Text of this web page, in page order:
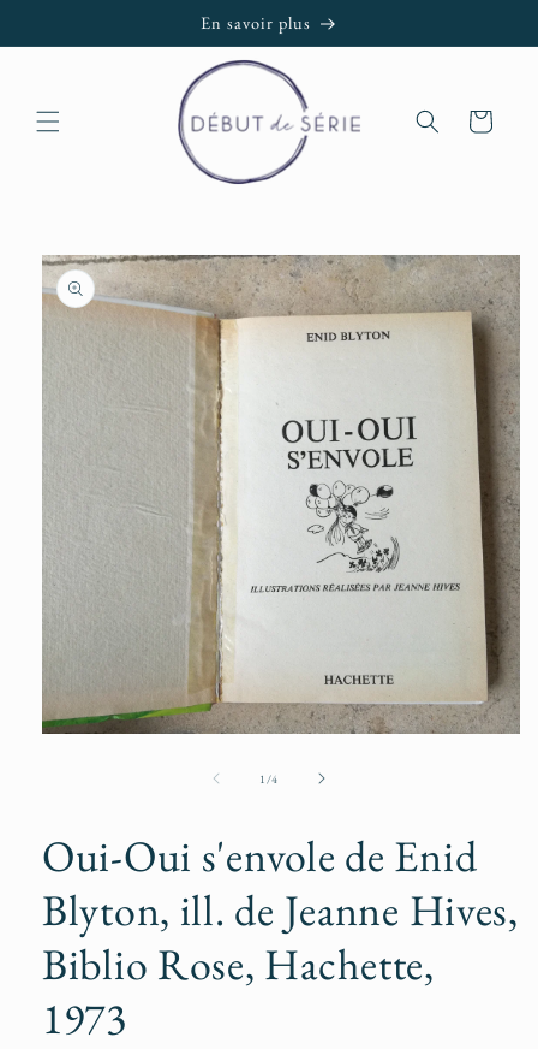
En savoir plus
Panier
Passer aux
informations
produits
fenêtre
modale
1/de
4
Oui-Oui s'envole de Enid
Blyton, ill. de Jeanne Hives,
Biblio Rose, Hachette,
1973